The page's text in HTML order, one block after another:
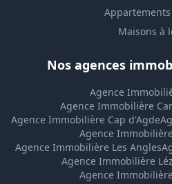
Maisons à
Nos agences
Agence
Agence Immobilière
Agence Immobilière Cap d'Agde
Agence
Agence Immobilière Les Angles
Agence Immobilière
Agence